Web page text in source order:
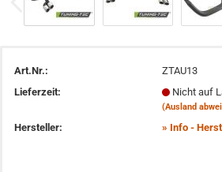
Art.Nr.:
ZTAU13
Lieferzeit:
Nicht auf
(Ausland
Hersteller: » Info -